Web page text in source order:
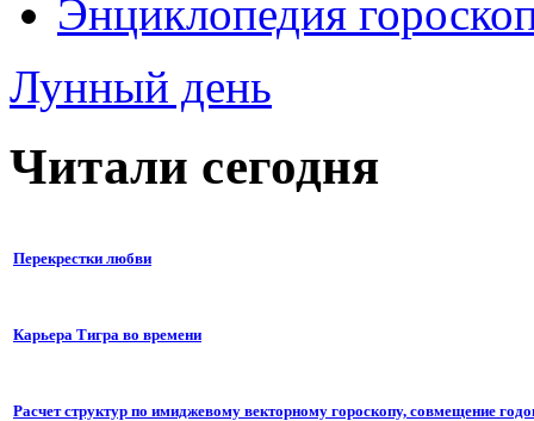
Энциклопедия
Лунный день
Читали сегодня
Перекрестки любви
Карьера Тигра во времени
Расчет структур по имиджевому векторному гороскопу, совмещение